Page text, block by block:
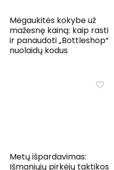
Mėgaukitės kokybe už
mažesnę kainą: kaip rasti
ir panaudoti „Bottleshop“
nuolaidų kodus
Metų išpardavimas:
Išmaniųjų pirkėjų taktikos